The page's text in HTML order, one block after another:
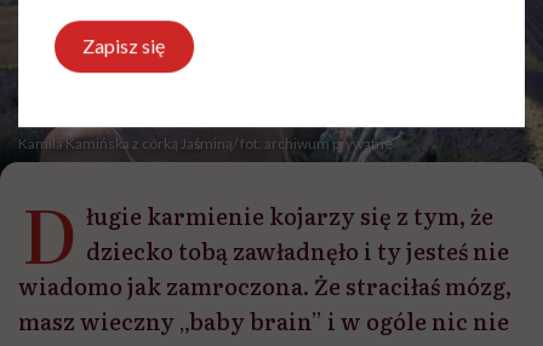
Kamila Kamińska z córką Jaśminą/ fot. archiwum prywatne
D ługie karmienie kojarzy się z tym, że
dziecko tobą zawładnęło i ty jesteś nie
wiadomo jak zamroczona. Że straciłaś mózg,
masz wieczny „baby brain” i w ogóle nic nie
Zapisz się